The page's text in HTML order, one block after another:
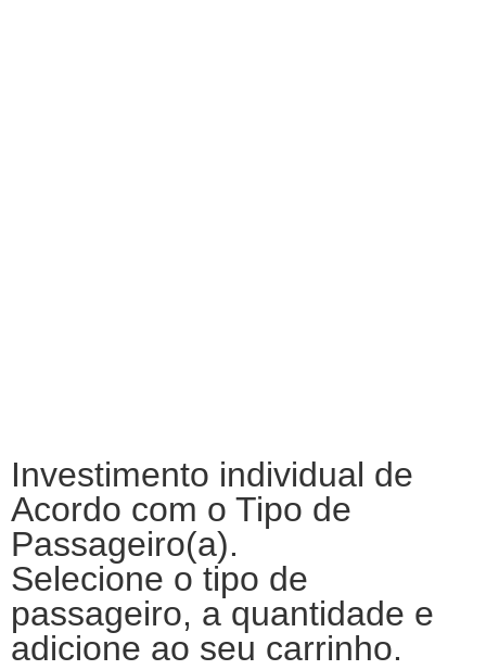
Investimento individual de
Acordo com o Tipo de
Passageiro(a).
Selecione o tipo de
passageiro, a quantidade e
adicione ao seu carrinho.